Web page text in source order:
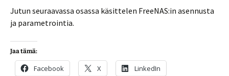
Jutun seuraavassa osassa käsittelen FreeNAS:in asennusta
ja parametrointia.
Jaa tämä:
Facebook X LinkedIn